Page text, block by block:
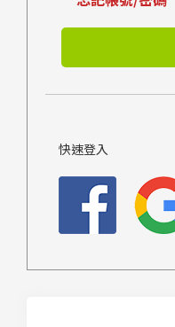
快速登入